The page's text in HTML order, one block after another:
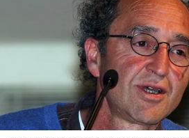
verlag
verlag